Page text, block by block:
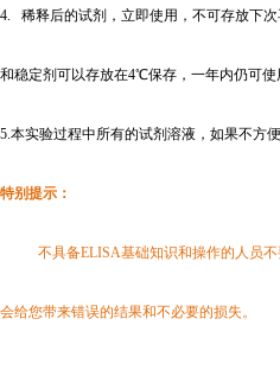
4. 稀释后的试剂，立即使用，不可存放下
和稳定剂可以存放在4℃保存，一年内仍可使
5.本实验过程中所有的试剂溶液，如果不方
特别提示：
不具备ELISA基础知识和操作的人员
会给您带来错误的结果和不必要的损失。